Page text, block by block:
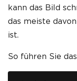
kann das Bild
das meiste
ist.
So führen Sie